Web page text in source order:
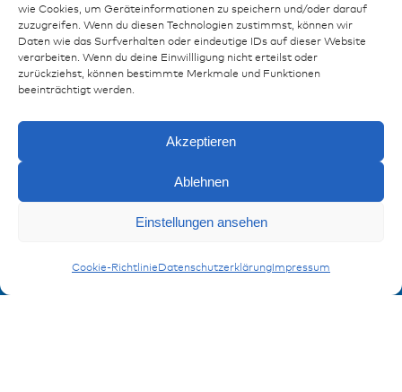
wie Cookies, um Geräteinformationen zu speichern und/oder darauf
zuzugreifen. Wenn du diesen Technologien zustimmst, können wir
Daten wie das Surfverhalten oder eindeutige IDs auf dieser Website
verarbeiten. Wenn du deine Einwillligung nicht erteilst oder
zurückziehst, können bestimmte Merkmale und Funktionen
beeinträchtigt werden.
Akzeptieren
Ablehnen
Einstellungen ansehen
Cookie-Richtlinie Datenschutzerklärung Impressum
Streifensicherungen
Ressourcen
Publikationen
Referenzen
Impressum
FAQ